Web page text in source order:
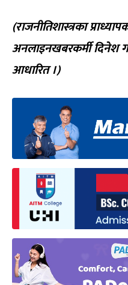
(राजनीतिशास्त्रका
अनलाइनखबरकर्मी दिनेश
आधारित ।)